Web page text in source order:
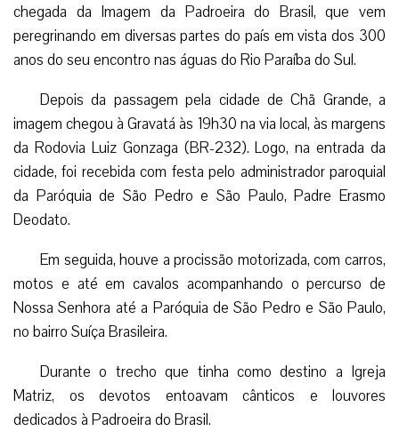
chegada da Imagem da Padroeira do Brasil, que vem
peregrinando em diversas partes do país em vista dos 300
anos do seu encontro nas águas do Rio Paraíba do Sul.
Depois da passagem pela cidade de Chã Grande, a
imagem chegou à Gravatá às 19h30 na via local, às margens
da Rodovia Luiz Gonzaga (BR-232). Logo, na entrada da
cidade, foi recebida com festa pelo administrador paroquial
da Paróquia de São Pedro e São Paulo, Padre Erasmo
Deodato.
Em seguida, houve a procissão motorizada, com carros,
motos e até em cavalos acompanhando o percurso de
Nossa Senhora até a Paróquia de São Pedro e São Paulo,
no bairro Suíça Brasileira.
Durante o trecho que tinha como destino a Igreja
Matriz, os devotos entoavam cânticos e louvores
dedicados à Padroeira do Brasil.